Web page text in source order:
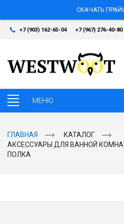
СКАЧАТЬ
+7 (903) 162-65-04 +7 (967) 276-40-80
ГЛАВНАЯ
КАТАЛОГ
АКСЕССУАРЫ ДЛЯ ВАННОЙ
ПОЛКА